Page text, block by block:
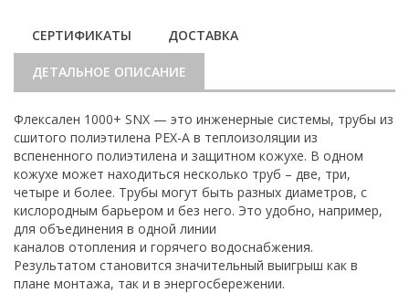
СЕРТИФИКАТЫ ДОСТАВКА
ДЕТАЛЬНОЕ ОПИСАНИЕ
Флексален 1000+ SNX — это инженерные системы, трубы из
сшитого полиэтилена PEX-A в теплоизоляции из
вспененного полиэтилена и защитном кожухе. В одном
кожухе может находиться несколько труб – две, три,
четыре и более. Трубы могут быть разных диаметров, с
кислородным барьером и без него. Это удобно, например,
для объединения в одной линии
каналов отопления и горячего водоснабжения.
Результатом становится значительный выигрыш как в
плане монтажа, так и в энергосбережении.